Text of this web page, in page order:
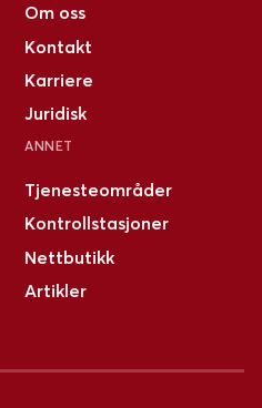
Om oss
Kontakt
Karriere
Juridisk
ANNET
Tjenesteområder
Kontrollstasjoner
Nettbutikk
Artikler